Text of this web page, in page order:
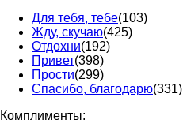
Для тебя, тебе(103)
Жду, скучаю(425)
Отдохни(192)
Привет(398)
Прости(299)
Спасибо, благодарю(331)
Комплименты: